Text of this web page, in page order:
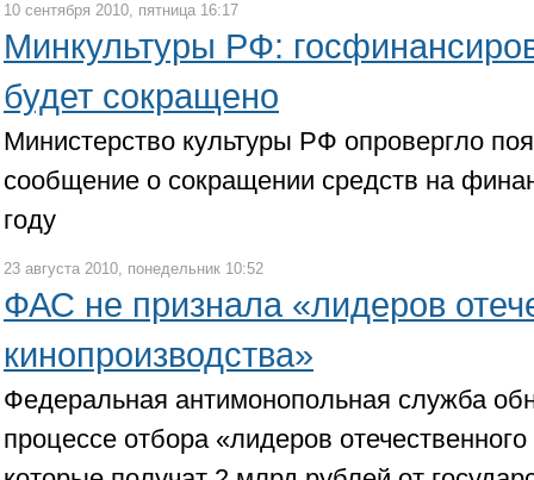
10 сентября 2010, пятница 16:17
Минкультуры РФ:
будет сокращено
Министерство культуры РФ опровергло
сообщение о сокращении средств на
году
23 августа 2010, понедельник 10:52
ФАС не признала «лидеров
кинопроизводства»
Федеральная антимонопольная служба
процессе отбора «лидеров